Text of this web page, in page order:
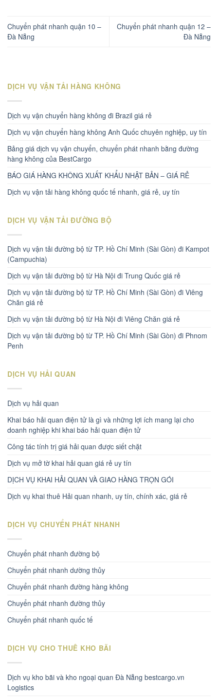
Chuyển phát nhanh quận 10 –
Đà Nẵng
Chuyển phát nhanh quận 12 –
Đà Nẵng
DỊCH VỤ VẬN TẢI HÀNG KHÔNG
Dịch vụ vận chuyển hàng không đi Brazil giá rẻ
Dịch vụ vận chuyển hàng không Anh Quốc chuyên nghiệp, uy tín
Bảng giá dịch vụ vận chuyển, chuyển phát nhanh bằng đường
hàng không của BestCargo
BÁO GIÁ HÀNG KHÔNG XUẤT KHẨU NHẬT BẢN – GIÁ RẺ
Dịch vụ vận tải hàng không quốc tế nhanh, giá rẻ, uy tín
DỊCH VỤ VẬN TẢI ĐƯỜNG BỘ
Dịch vụ vận tải đường bộ từ TP. Hồ Chí Minh (Sài Gòn) đi Kampot
(Campuchia)
Dịch vụ vận tải đường bộ từ Hà Nội đi Trung Quốc giá rẻ
Dịch vụ vận tải đường bộ từ TP. Hồ Chí Minh (Sài Gòn) đi Viêng
Chăn giá rẻ
Dịch vụ vận tải đường bộ từ Hà Nội đi Viêng Chăn giá rẻ
Dịch vụ vận tải đường bộ từ TP. Hồ Chí Minh (Sài Gòn) đi Phnom
Penh
DỊCH VỤ HẢI QUAN
Dịch vụ hải quan
Khai báo hải quan điện tử là gì và những lợi ích mang lại cho
doanh nghiệp khi khai báo hải quan điện tử
Công tác tính trị giá hải quan được siết chặt
Dịch vụ mở tờ khai hải quan giá rẻ uy tín
DỊCH VỤ KHAI HẢI QUAN VÀ GIAO HÀNG TRỌN GÓI
Dịch vụ khai thuê Hải quan nhanh, uy tín, chính xác, giá rẻ
DỊCH VỤ CHUYỂN PHÁT NHANH
Chuyển phát nhanh đường bộ
Chuyển phát nhanh dường thủy
Chuyển phát nhanh đường hàng không
Chuyển phát nhanh đường thủy
Chuyển phát nhanh quốc tế
DỊCH VỤ CHO THUÊ KHO BÃI
Dịch vụ kho bãi và kho ngoại quan Đà Nẵng bestcargo.vn
Logistics